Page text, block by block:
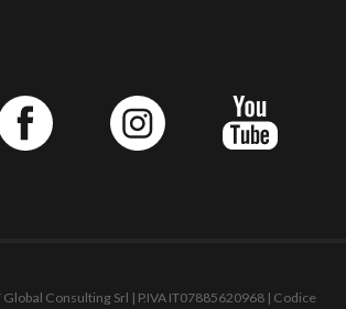
Consulting Srl | P.IVA IT07885620968 | Codice